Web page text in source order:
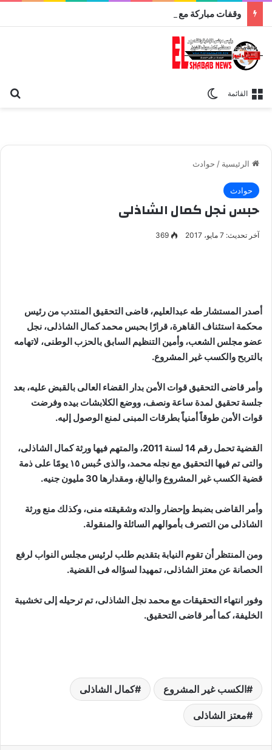
القائمة
الرئيسية / حوادث
حوادث
حبس نجل كمال الشاذلى
آخر تحديث: 7 مايو، 2017 369
أصدر المستشار طه عبدالعليم، قاضى التحقيق المنتدب من رئيس
محكمة استئناف القاهرة، قرارًا بحبس محمد كمال الشاذلى، نجل
عضو مجلس الشعب، وأمين التنظيم السابق بالحزب الوطنى، لاتهامه
بالتربح والكسب غير المشروع.
وأمر قاضى التحقيق قوات الأمن بدار القضاء العالى بالقبض عليه، بعد
جلسة تحقيق لمدة ساعة ونصف، ووضع الكلابشات بيده وفرضت
قوات الأمن طوقاً أمنياً بطرقات المبنى لمنع الوصول إليه.
القضية تحمل رقم 14 لسنة 2011، والمتهم فيها ورثة كمال الشاذلى،
والتى تم فيها التحقيق مع نجله محمد، والذى حُبس ١٥ يومًا على ذمة
قضية الكسب غير المشروع والبالغ، ومقدارها 30 مليون جنيه.
وأمر القاضى بضبط وإحضار والدته وشقيقته منى، وكذلك منع ورثة
الشاذلى من التصرف بأموالهم السائلة والمنقولة.
ومن المنتظر أن تقوم النيابة بتقديم طلب لرئيس مجلس النواب لرفع
الحصانة عن معتز الشاذلى، تمهيدا لسؤاله فى القضية.
وفور انتهاء التحقيقات مع محمد نجل الشاذلى، تم ترحيله إلى تخشيبة
الخليفة، كما أمر قاضى التحقيق.
الكسب غير المشروع كمال الشاذلى
معتز الشاذلى